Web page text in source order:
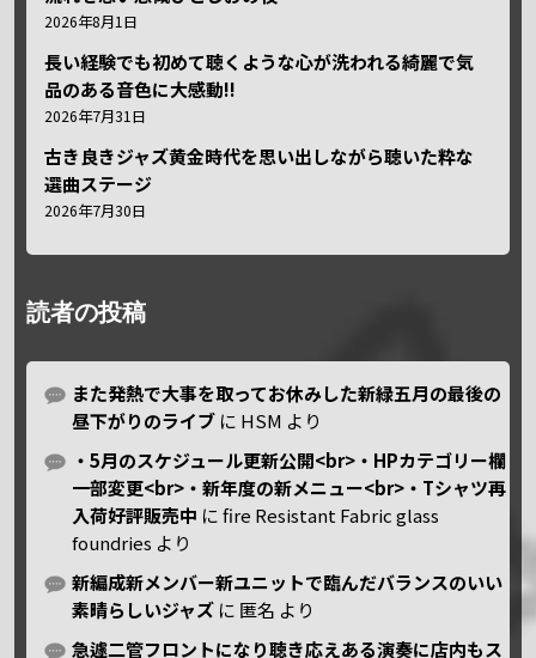
2026年8月1日
長い経験でも初めて聴くような心が洗われる綺麗で気
品のある音色に大感動!!
2026年7月31日
古き良きジャズ黄金時代を思い出しながら聴いた粋な
選曲ステージ
2026年7月30日
読者の投稿
また発熱で大事を取ってお休みした新緑五月の最後の
昼下がりのライブ に HSM より
・5月のスケジュール更新公開<br>・HPカテゴリー欄
一部変更<br>・新年度の新メニュー<br>・Tシャツ再
入荷好評販売中 にfire Resistant Fabric glass
foundries より
新編成新メンバー新ユニットで臨んだバランスのいい
素晴らしいジャズ に 匿名 より
急遽二管フロントになり聴き応えある演奏に店内もス